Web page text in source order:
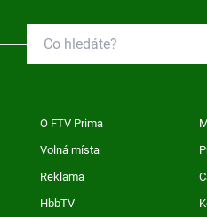
O FTV Prima
Volná místa
Reklama
HbbTV